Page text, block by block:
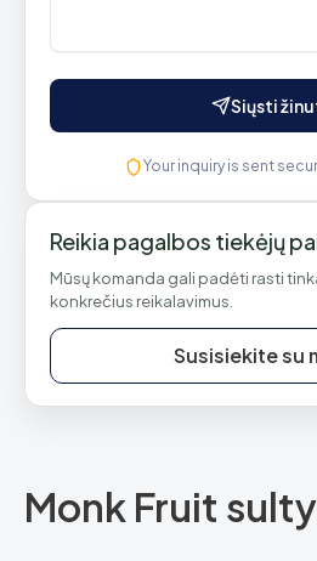
Siųsti
Your inquiry is sent
Reikia pagalbos tiekėjų
Mūsų komanda gali padėti rasti
konkrečius reikalavimus.
Susisiekite su
Monk Fruit